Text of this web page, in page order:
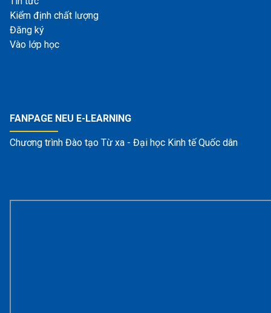
Kiểm định chất lượng
Đăng ký
Vào lớp học
FANPAGE NEU E-LEARNING
Chương trình Đào tạo Từ xa - Đại học Kinh tế Quốc dân